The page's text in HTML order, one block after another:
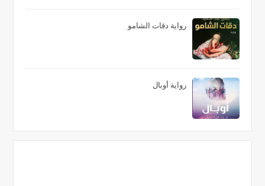
رواية دقات الشامو
رواية أوبال